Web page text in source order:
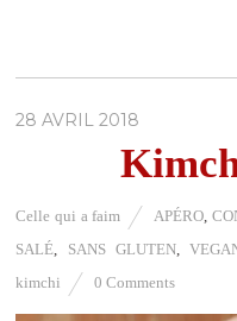
28 AVRIL 2018
Celle qui a faim APÉRO,
SALÉ
SANS GLUTEN ,
kimchi
0 Comments